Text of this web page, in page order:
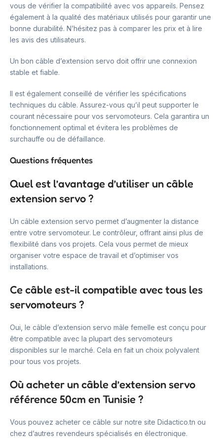
vous de vérifier la compatibilité avec vos appareils. Pensez
également à la qualité des matériaux utilisés pour garantir une
bonne durabilité. N’hésitez pas à comparer les prix et à lire
les avis des utilisateurs.
Un bon câble d’extension servo doit offrir une connexion
stable et fiable.
Il est également conseillé de vérifier les spécifications
techniques du câble. Assurez-vous qu’il peut supporter le
courant nécessaire pour vos servomoteurs. Cela garantira un
fonctionnement optimal et évitera les problèmes de
surchauffe ou de défaillance.
Questions fréquentes
Quel est l’avantage d’utiliser un câble
extension servo ?
Un câble extension servo permet d’augmenter la distance
entre votre servomoteur. Le contrôleur, offrant ainsi plus de
flexibilité dans vos projets. Cela vous permet de mieux
organiser votre espace de travail et d’optimiser vos
installations.
Ce câble est-il compatible avec tous les
servomoteurs ?
Oui, le câble d’extension servo mâle femelle est conçu pour
être compatible avec la plupart des servomoteurs
disponibles sur le marché. Cela en fait un choix polyvalent
pour tous vos projets.
Où acheter un câble d’extension servo
référence 50cm en Tunisie ?
Vous pouvez acheter ce câble sur notre site Didactico.tn ou
chez d’autres revendeurs spécialisés en électronique.